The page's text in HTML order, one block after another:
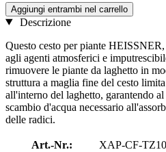
Aggiungi entrambi nel carrello
Descrizione
Questo cesto per piante
agli agenti atmosferici e
rimuovere le piante da laghetto in
struttura a maglia fine del cesto
all'interno del laghetto, garantendo
scambio d'acqua necessario
delle radici.
Art.-Nr.:
XAP-CF-